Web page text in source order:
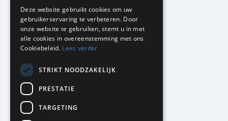
KMP Kantoormeubilair
Airport Business Park
Frankfurtstraat 29-31
1175 RH Lijnden
020-617 01 26
info@kmpkantoormeubilair.nl
Facebook
Instagram
Deze website gebruikt cookies om uw
gebruikerservaring te verbeteren. Door
onze website te gebruiken, stemt u in met
alle cookies in overeenstemming met ons
Cookiebeleid. Lees verder
STRIKT NOODZAKELIJK
PRESTATIE
TARGETING